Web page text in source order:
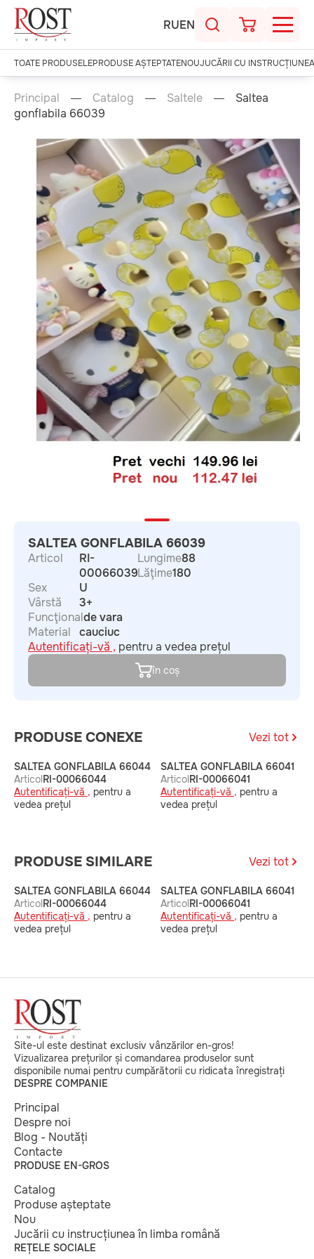
RUEN
TOATE PRODUSELEPRODUSE AȘTEPTATENOUJUCĂRII CU
Principal Catalog Saltele
Saltea
gonflabila 66039
SALTEA GONFLABILA 66039
Articol
RI-
00066039
Sex
U
Vârstă
3+
Funcţionalde vara
Material
cauciuc
Lungime88
Lăţime180
Autentificați-vă , pentru a vedea prețul
în coș
PRODUSE CONEXE Vezi tot
SALTEA GONFLABILA 66044
ArticolRI-00066044
Autentificați-vă , pentru a
vedea prețul
SALTEA GONFLABILA 66041
ArticolRI-00066041
Autentificați-vă , pentru a
vedea prețul
PRODUSE SIMILARE Vezi tot
SALTEA GONFLABILA 66044
ArticolRI-00066044
Autentificați-vă , pentru a
vedea prețul
SALTEA GONFLABILA 66041
ArticolRI-00066041
Autentificați-vă , pentru a
vedea prețul
Site-ul este destinat exclusiv vânzărilor en-gros!
Vizualizarea prețurilor și comandarea produselor sunt
disponibile numai pentru cumpărătorii cu ridicata înregistrați
DESPRE COMPANIE
Principal
Despre noi
Blog - Noutăți
Contacte
PRODUSE EN-GROS
Catalog
Produse așteptate
Nou
Jucării cu instrucțiunea în limba română
REȚELE SOCIALE